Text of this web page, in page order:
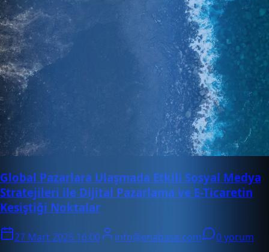
Global Pazarlara Ulaşmada Etkili Sosyal Medya
Stratejileri ile Dijital Pazarlama ve E-Ticaretin
Kesiştiği Noktalar
27 Mart 2025 16:00 info@enabase.com
0 yorum